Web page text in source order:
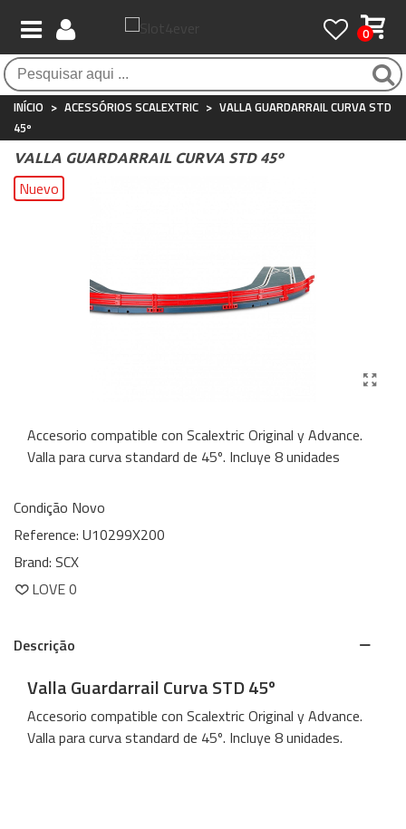
0
Atendimento ao Cliente
Whatsapp +34 697 854 500
INÍCIO > ACESSÓRIOS SCALEXTRIC > VALLA GUARDARRAIL CURVA STD
45º
VALLA GUARDARRAIL CURVA STD 45º
Nuevo
Accesorio compatible con Scalextric Original y Advance.
Valla para curva standard de 45º. Incluye 8 unidades
Condição Novo
Reference: U10299X200
Brand: SCX
LOVE0
Descrição
Valla Guardarrail Curva STD 45º
Accesorio compatible con Scalextric Original y Advance.
Valla para curva standard de 45º. Incluye 8 unidades.